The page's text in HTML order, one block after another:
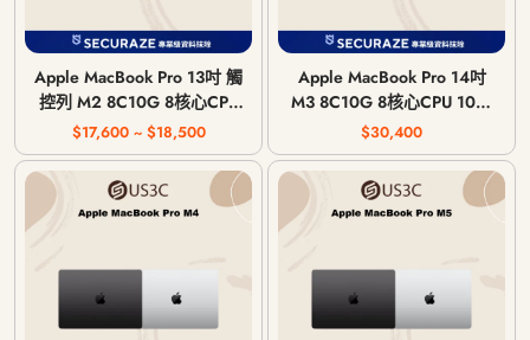
Apple MacBook Pro 13吋 觸
控列 M2 8C10G 8核心CPU
10核心GPU 8G 記憶體 2022
年
$17,600 ~ $18,500
Apple MacBook Pro 14吋
M3 8C10G 8核心CPU 10核
心GPU 8G 記憶體 2023年
$30,400